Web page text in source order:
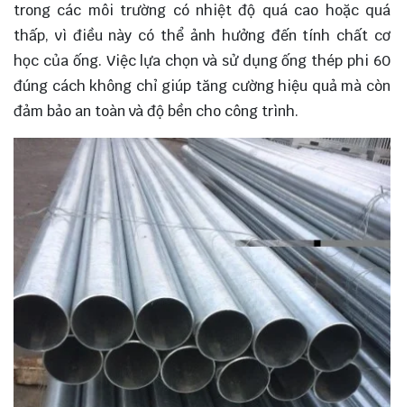
trong các môi trường có nhiệt độ quá cao hoặc quá
thấp, vì điều này có thể ảnh hưởng đến tính chất cơ
học của ống. Việc lựa chọn và sử dụng ống thép phi 60
đúng cách không chỉ giúp tăng cường hiệu quả mà còn
đảm bảo an toàn và độ bền cho công trình.